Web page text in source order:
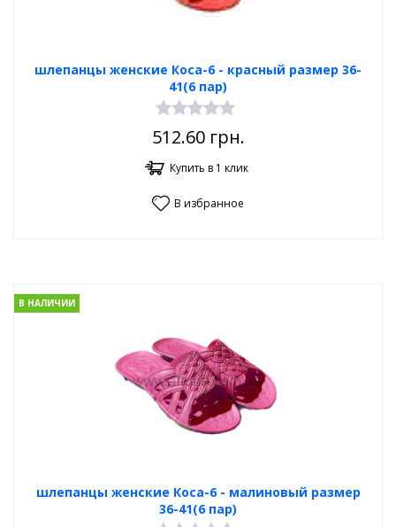
шлепанцы женские Коса-6 - красный размер 36-
41(6 пар)
512.60грн.
Купить в 1 клик
В избранное
шлепанцы женские Коса-6 - малиновый размер
36-41(6 пар)
В НАЛИЧИИ